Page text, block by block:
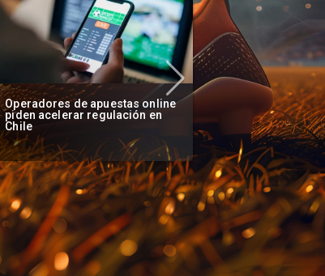
Fallece Lucy López Cruz,
primera medallista chilena en
Juegos Panamericanos
Confirman fecha
Vozinha a Colo Colo